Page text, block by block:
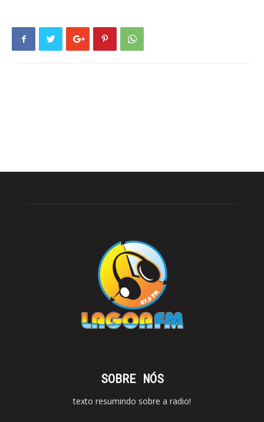
SOBRE NÓS
texto resumindo sobre a radio!